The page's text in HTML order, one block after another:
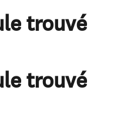
trouvé
trouvé